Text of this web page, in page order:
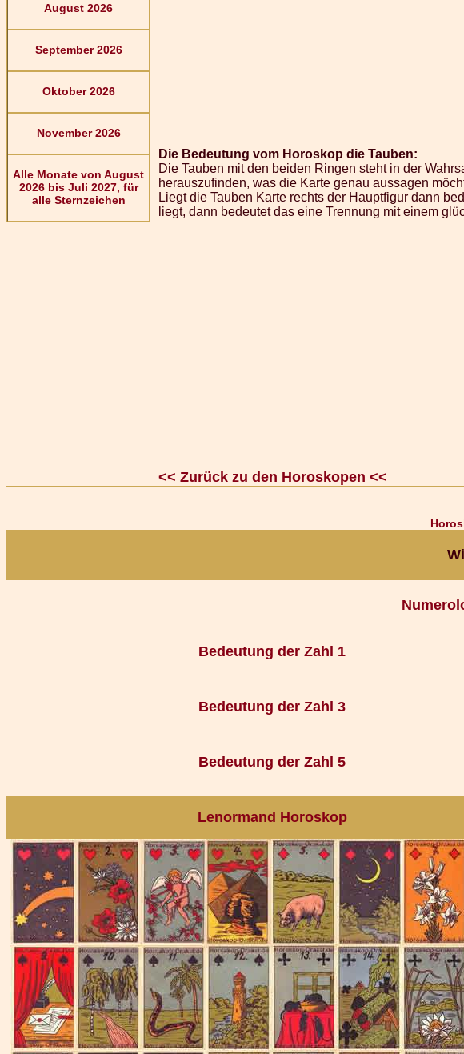
August 2026
September 2026
Oktober 2026
November 2026
Alle Monate von August
2026 bis Juli 2027, für
alle Sternzeichen
Die Bedeutung vom Horoskop die Tauben:
Die Tauben mit den beiden Ringen steht in der
herauszufinden, was die Karte genau aussagen
Liegt die Tauben Karte rechts der Hauptfigur dann
liegt, dann bedeutet das eine Trennung mit einem
<< Zurück zu den Horoskopen <<
Bedeutung der Zahl 1
Bedeutung der Zahl 3
Bedeutung der Zahl 5
Lenormand Horoskop